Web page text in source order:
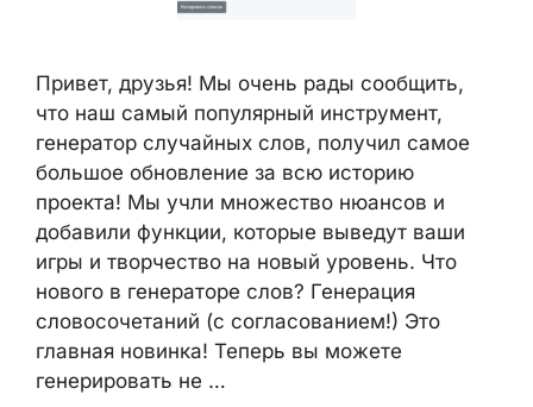
Привет, друзья! Мы очень рады сообщить,
что наш самый популярный инструмент,
генератор случайных слов, получил самое
большое обновление за всю историю
проекта! Мы учли множество нюансов и
добавили функции, которые выведут ваши
игры и творчество на новый уровень. Что
нового в генераторе слов? Генерация
словосочетаний (с согласованием!) Это
главная новинка! Теперь вы можете
генерировать не …